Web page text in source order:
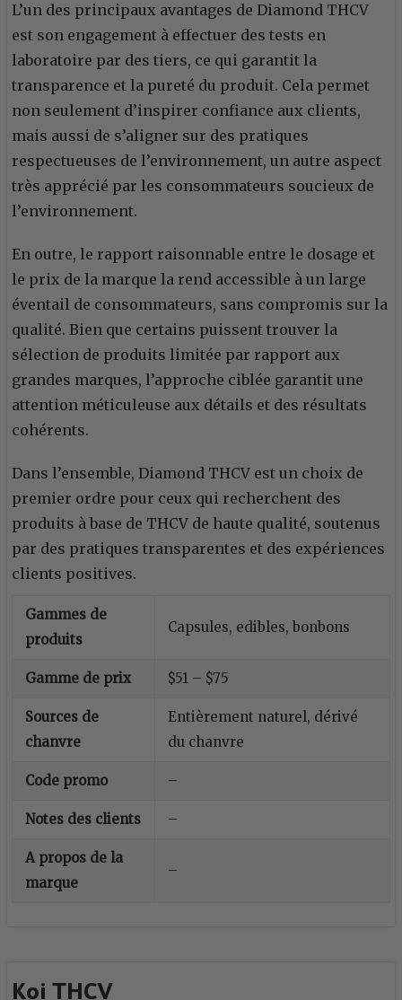
L’un des principaux avantages de Diamond THCV
est son engagement à effectuer des tests en
laboratoire par des tiers, ce qui garantit la
transparence et la pureté du produit. Cela permet
non seulement d’inspirer confiance aux clients,
mais aussi de s’aligner sur des pratiques
respectueuses de l’environnement, un autre aspect
très apprécié par les consommateurs soucieux de
l’environnement.
En outre, le rapport raisonnable entre le dosage et
le prix de la marque la rend accessible à un large
éventail de consommateurs, sans compromis sur la
qualité. Bien que certains puissent trouver la
sélection de produits limitée par rapport aux
grandes marques, l’approche ciblée garantit une
attention méticuleuse aux détails et des résultats
cohérents.
Dans l’ensemble, Diamond THCV est un choix de
premier ordre pour ceux qui recherchent des
produits à base de THCV de haute qualité, soutenus
par des pratiques transparentes et des expériences
clients positives.
Gammes de
produits
Capsules, edibles, bonbons
Gamme de prix $51 – $75
Sources de
chanvre
Entièrement naturel, dérivé
du chanvre
Code promo –
Notes des clients –
A propos de la
marque
–
Koi THCV